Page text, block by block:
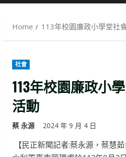
Home 113年校園廉政小學堂社
社會
113年校園廉政小
活動
蔡 永源 2024 年 9 月 4 日
【民正新聞記者:蔡永源，蔡慧